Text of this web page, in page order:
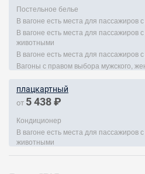
Постельное белье
В вагоне есть места для пассажиров
В вагоне есть места для
животными
В вагоне есть места для пассажиров
Вагоны с правом выбора мужского,
плацкартный
от 5 438 ₽
Кондиционер
В вагоне есть места для
животными